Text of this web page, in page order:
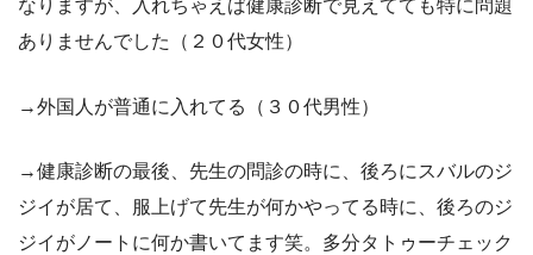
なりますが、入れちゃえば健康診断で見えてても特に問題
ありませんでした（２０代女性）
→外国人が普通に入れてる（３０代男性）
→健康診断の最後、先生の問診の時に、後ろにスバルのジ
ジイが居て、服上げて先生が何かやってる時に、後ろのジ
ジイがノートに何か書いてます笑。多分タトゥーチェック